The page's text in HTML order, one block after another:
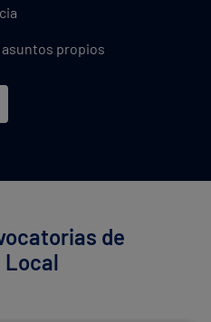
asuntos propios
de
Local